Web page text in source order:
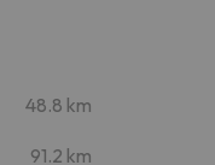
48.8 km
91.2 km